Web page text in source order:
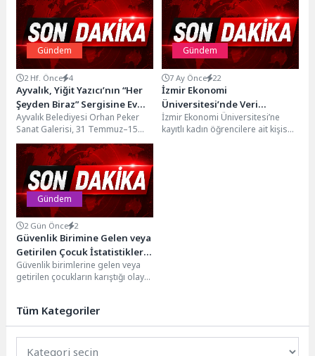
Gündem
2 Hf. Önce 4
Ayvalık, Yiğit Yazıcı’nın “Her
Şeyden Biraz” Sergisine Ev
Sahipliği Yapacak
Ayvalık Belediyesi Orhan Peker
Sanat Galerisi, 31 Temmuz–15
Ağustos 2026 tarihleri arasında
ressam Yiğit Yazıcı'nın...
Gündem
7 Ay Önce 22
İzmir Ekonomi
Üniversitesi’nde Veri
Skandalı !
İzmir Ekonomi Üniversitesi’ne
kayıtlı kadın öğrencilere ait kişisel
Gündem
2 Gün Önce 2
Güvenlik Birimine Gelen veya
Getirilen Çocuk İstatistikleri,
2025
Güvenlik birimlerine gelen veya
getirilen çocukların karıştığı olay
Tüm Kategoriler